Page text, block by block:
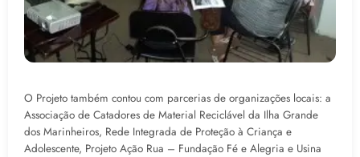
O Projeto também contou com parcerias de organizações locais: a
Associação de Catadores de Material Reciclável da Ilha Grande
dos Marinheiros, Rede Integrada de Proteção à Criança e
Adolescente, Projeto Ação Rua – Fundação Fé e Alegria e Usina